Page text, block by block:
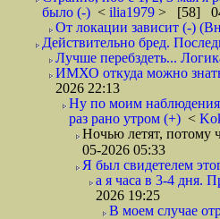
было (-) < ilia1979 > [58]
От локации зависит (-)
Действительно бред.
Лучше перебздеть...
ИМХО откуда можно
2026 22:13
Ну по моим
раз рано утром (+) <
Ночью летят,
05-2026 05:33
Я был свидетелем
а я часа в 3-4 дня.
2026 19:25
В моем случае